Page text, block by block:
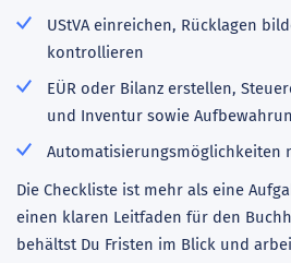
UStVA einreichen, Rücklagen
kontrollieren
EÜR oder Bilanz erstellen,
und Inventur sowie
Automatisierungsmöglichkeiten
Die Checkliste ist mehr als eine
einen klaren Leitfaden für den
behältst Du Fristen im Blick und